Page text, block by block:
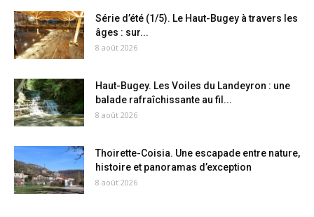
Série d’été (1/5). Le Haut-Bugey à travers les
âges : sur...
8 août 2026
Haut-Bugey. Les Voiles du Landeyron : une
balade rafraîchissante au fil...
8 août 2026
Thoirette-Coisia. Une escapade entre nature,
histoire et panoramas d’exception
8 août 2026